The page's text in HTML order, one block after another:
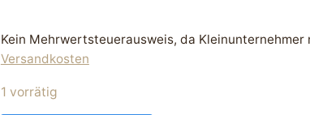
Kein Mehrwertsteuerausweis, da Kleinunternehmer
Versandkosten
1 vorrätig